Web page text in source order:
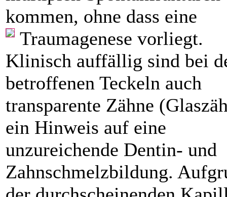
kommen, ohne dass eine
Traumagenese vorliegt.
Klinisch auffällig sind bei
betroffenen Teckeln auch
transparente Zähne
ein Hinweis auf eine
unzureichende Dentin- und
Zahnschmelzbildung.